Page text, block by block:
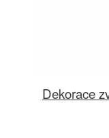
Dekorace